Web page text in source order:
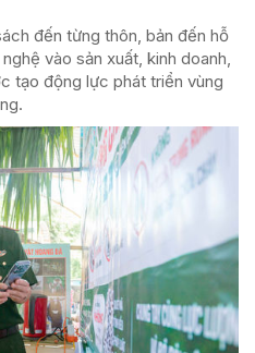
đến từng thôn, bản đến hỗ
vào sản xuất, kinh doanh,
tạo động lực phát triển vùng